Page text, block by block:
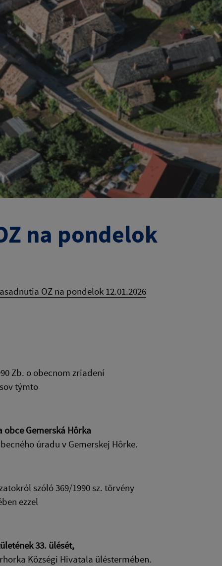
na pondelok
OZ na pondelok 12.01.2026
Zb. o obecnom zriadení
týmto
Gemerská Hôrka
úradu v Gemerskej Hôrke.
szóló 369/1990 sz. törvény
ezzel
33. ülését,
Községi Hivatala üléstermében.